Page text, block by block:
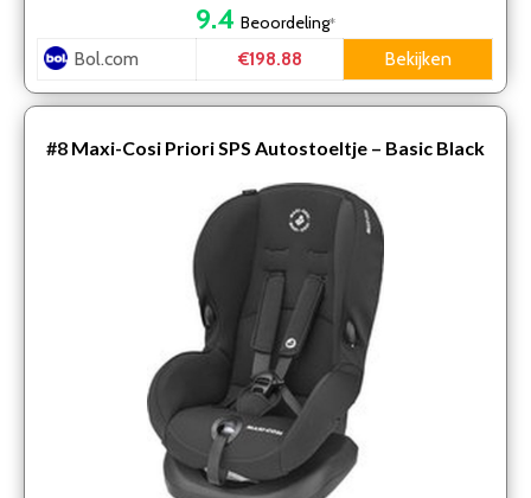
9.4 Beoordeling*
Bol.com €198.88 Bekijken
#8 Maxi-Cosi Priori SPS Autostoeltje – Basic Black